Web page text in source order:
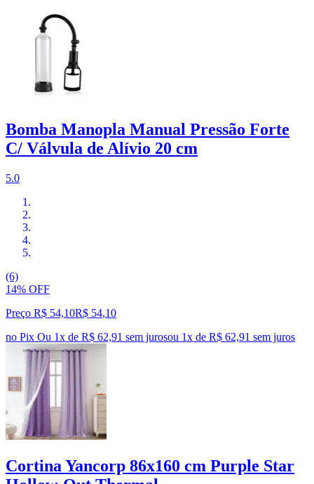
Bomba Manopla Manual Pressão Forte
C/ Válvula de Alívio 20 cm
5.0
(6)
14% OFF
Preço R$ 54,10R$ 54,10
no Pix Ou 1x de R$ 62,91 sem jurosou 1x de R$ 62,91 sem juros
Cortina Yancorp 86x160 cm Purple Star